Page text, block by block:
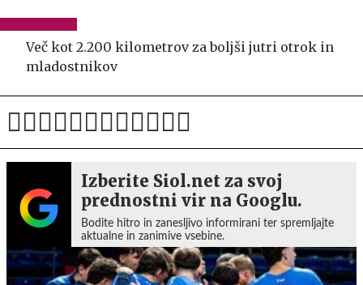
Več kot 2.200 kilometrov za boljši jutri otrok in
mladostnikov
Izberite Siol.net za svoj
prednostni vir na Googlu.
Bodite hitro in zanesljivo informirani ter spremljajte
aktualne in zanimive vsebine.